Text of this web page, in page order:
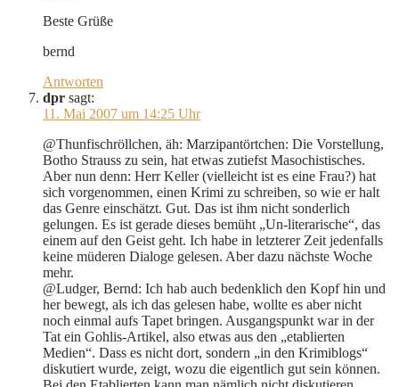
Beste Grüße
bernd
Antworten
dpr sagt:
11. Mai 2007 um 14:25 Uhr
@Thunfischröllchen, äh: Marzipantörtchen: Die Vorstellung,
Botho Strauss zu sein, hat etwas zutiefst Masochistisches.
Aber nun denn: Herr Keller (vielleicht ist es eine Frau?) hat
sich vorgenommen, einen Krimi zu schreiben, so wie er halt
das Genre einschätzt. Gut. Das ist ihm nicht sonderlich
gelungen. Es ist gerade dieses bemüht „Un-literarische“, das
einem auf den Geist geht. Ich habe in letzterer Zeit jedenfalls
keine müderen Dialoge gelesen. Aber dazu nächste Woche
mehr.
@Ludger, Bernd: Ich hab auch bedenklich den Kopf hin und
her bewegt, als ich das gelesen habe, wollte es aber nicht
noch einmal aufs Tapet bringen. Ausgangspunkt war in der
Tat ein Gohlis-Artikel, also etwas aus den „etablierten
Medien“. Dass es nicht dort, sondern „in den Krimiblogs“
diskutiert wurde, zeigt, wozu die eigentlich gut sein können.